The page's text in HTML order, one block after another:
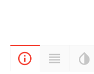
Описание